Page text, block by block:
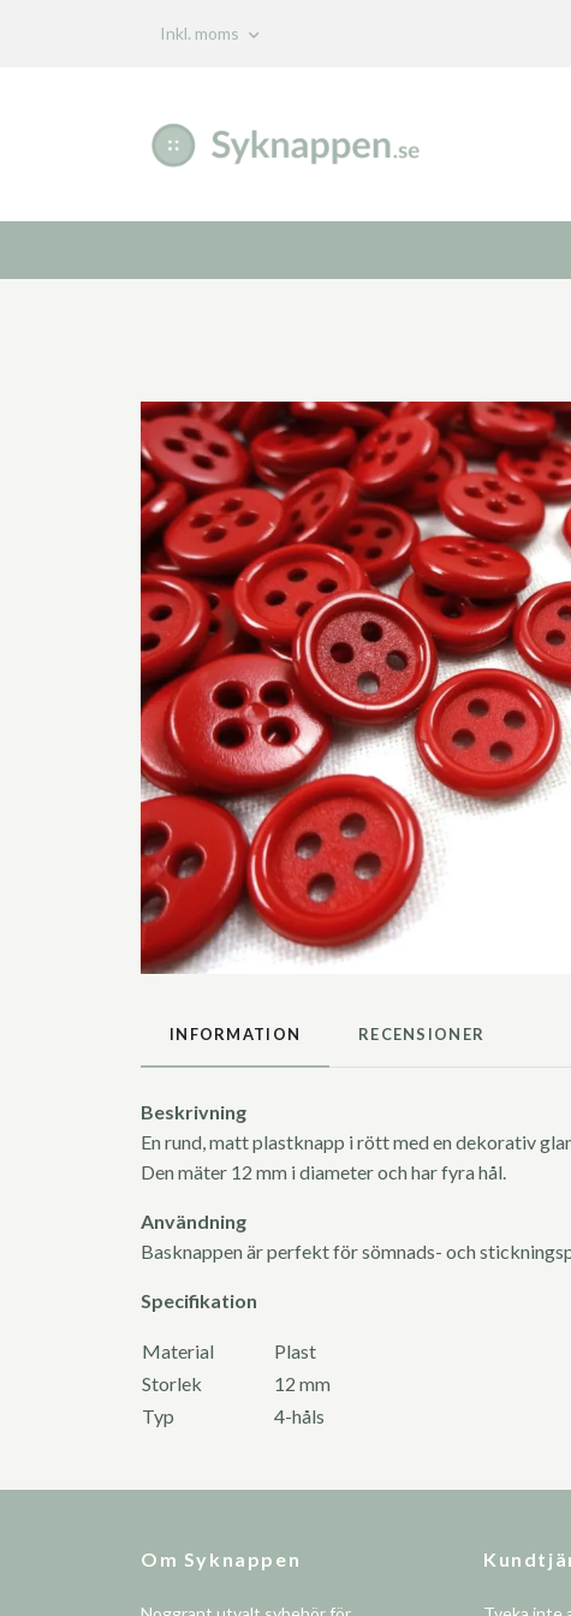
Inkl. moms
INFORMATION RECENSIONER
Beskrivning
En rund, matt plastknapp i rött med en dekorativ
Den mäter 12 mm i diameter och har fyra hål.
Användning
Basknappen är perfekt för sömnads- och
Specifikation
Material
Plast
Storlek
12 mm
Typ
4-håls
Om Syknappen